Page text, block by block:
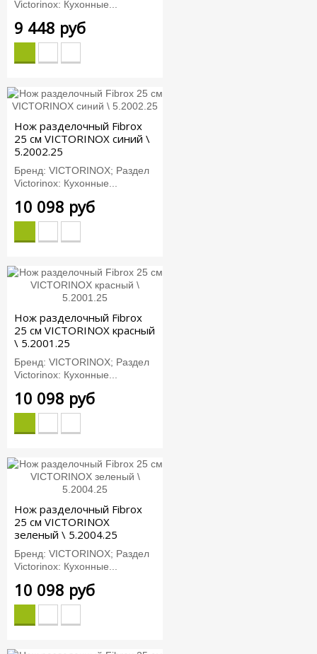
Victorinox: Кухонные...
9 448 руб
Нож разделочный Fibrox
25 см VICTORINOX синий \
5.2002.25
Бренд: VICTORINOX; Раздел
Victorinox: Кухонные...
10 098 руб
Нож разделочный Fibrox
25 см VICTORINOX красный
\ 5.2001.25
Бренд: VICTORINOX; Раздел
Victorinox: Кухонные...
10 098 руб
Нож разделочный Fibrox
25 см VICTORINOX
зеленый \ 5.2004.25
Бренд: VICTORINOX; Раздел
Victorinox: Кухонные...
10 098 руб